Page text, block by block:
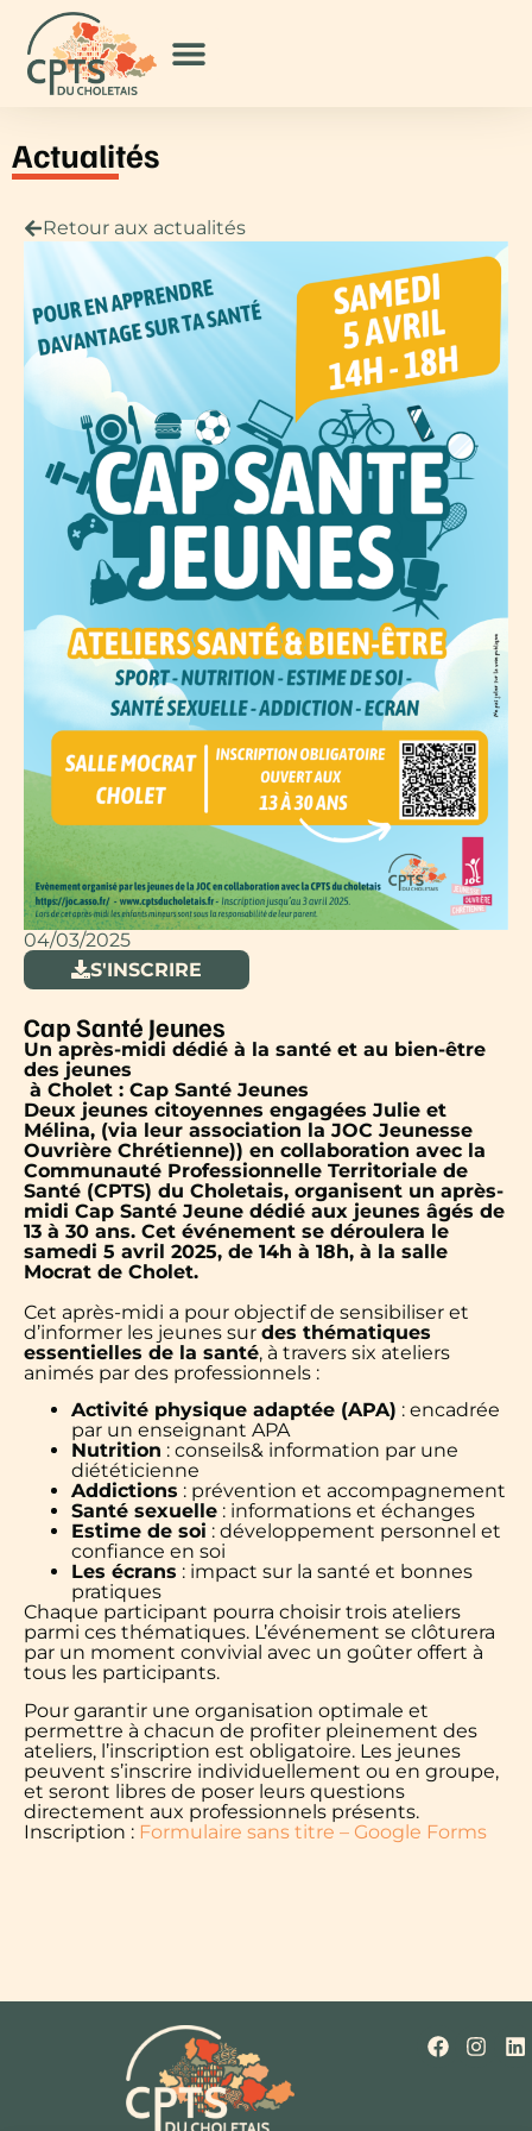
Actualités
Retour aux actualités
04/03/2025
S'INSCRIRE
Cap Santé Jeunes
Un après-midi dédié à la santé et au bien-être
des jeunes
à Cholet : Cap Santé Jeunes
Deux jeunes citoyennes engagées Julie et
Mélina, (via leur association la JOC Jeunesse
Ouvrière Chrétienne)) en collaboration avec la
Communauté Professionnelle Territoriale de
Santé (CPTS) du Choletais, organisent un après-
midi Cap Santé Jeune dédié aux jeunes âgés de
13 à 30 ans. Cet événement se déroulera le
samedi 5 avril 2025, de 14h à 18h, à la salle
Mocrat de Cholet.
Cet après-midi a pour objectif de sensibiliser et
d’informer les jeunes sur des thématiques
essentielles de la santé, à travers six ateliers
animés par des professionnels :
Activité physique adaptée (APA) : encadrée
par un enseignant APA
Nutrition : conseils& information par une
diététicienne
Addictions : prévention et accompagnement
Santé sexuelle : informations et échanges
Estime de soi : développement personnel et
confiance en soi
Les écrans : impact sur la santé et bonnes
pratiques
Chaque participant pourra choisir trois ateliers
parmi ces thématiques. L’événement se clôturera
par un moment convivial avec un goûter offert à
tous les participants.
Pour garantir une organisation optimale et
permettre à chacun de profiter pleinement des
ateliers, l’inscription est obligatoire. Les jeunes
peuvent s’inscrire individuellement ou en groupe,
et seront libres de poser leurs questions
directement aux professionnels présents.
Inscription : Formulaire sans titre – Google Forms